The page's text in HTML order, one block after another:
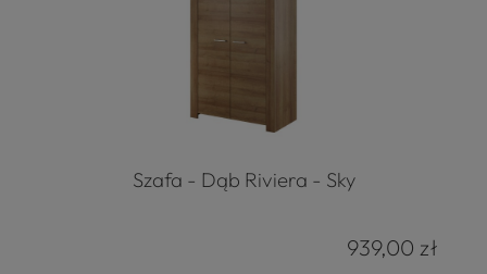
Szafa - Dąb Riviera - Sky
939,00 zł